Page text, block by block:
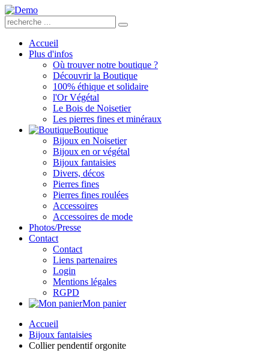
Accueil
Plus d'infos
Où trouver notre boutique ?
Découvrir la Boutique
100% éthique et solidaire
l'Or Végétal
Le Bois de Noisetier
Les pierres fines et minéraux
Boutique
Bijoux en Noisetier
Bijoux en or végétal
Bijoux fantaisies
Divers, décos
Pierres fines
Pierres fines roulées
Accessoires
Accessoires de mode
Photos/Presse
Contact
Contact
Liens partenaires
Login
Mentions légales
RGPD
Mon panier
Accueil
Bijoux fantaisies
Collier pendentif orgonite